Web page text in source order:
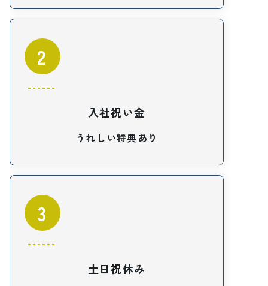
2
入社祝い金
うれしい特典あり
3
土日祝休み